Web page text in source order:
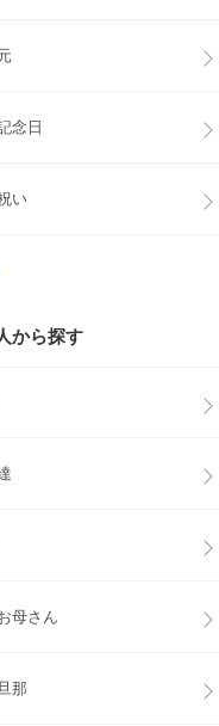
念日
い
から探す
母さん
那